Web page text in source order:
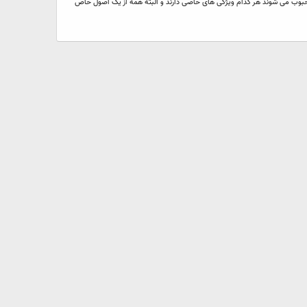
می شوند هر کدام ویژگی های خاصی دارند و البته همه از یک اصول خاص